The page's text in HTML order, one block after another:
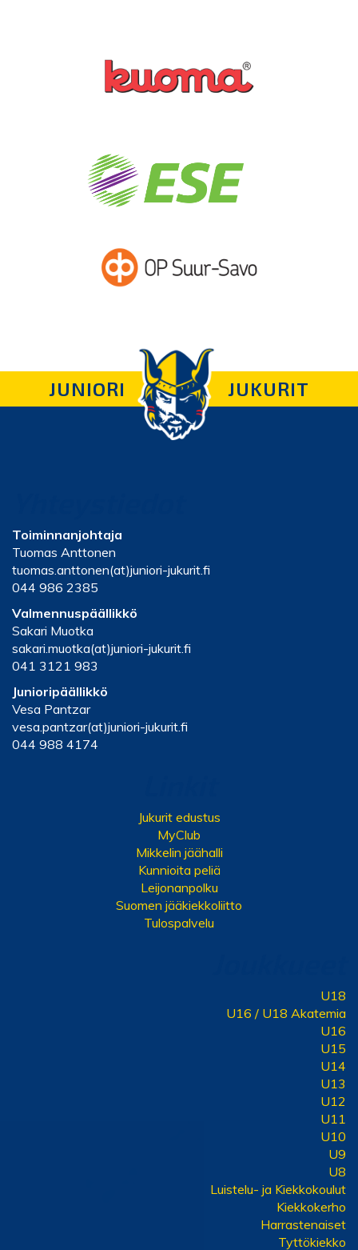
JUNIORI JUKURIT
Toiminnanjohtaja
Tuomas Anttonen
tuomas.anttonen(at)juniori-jukurit.fi
044 986 2385
Valmennuspäällikkö
Sakari Muotka
sakari.muotka(at)juniori-jukurit.fi
041 3121 983
Junioripäällikkö
Vesa Pantzar
vesa.pantzar(at)juniori-jukurit.fi
044 988 4174
Jukurit edustus
MyClub
Mikkelin jäähalli
Kunnioita peliä
Leijonanpolku
Suomen jääkiekkoliitto
Tulospalvelu
U18
U16 / U18 Akatemia
U16
U15
U14
U13
U12
U11
U10
U9
U8
Luistelu- ja Kiekkokoulut
Kiekkokerho
Harrastenaiset
Tyttökiekko